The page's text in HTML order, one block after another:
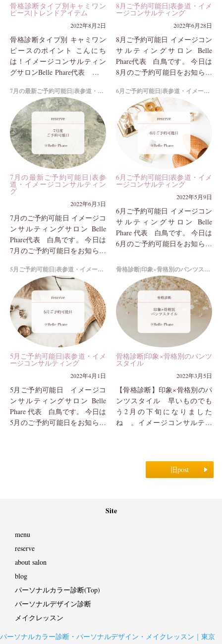
骨格診断タイプ別キャミワン
ピース|トレンドアイテム
2022年8月2日
骨格診断タイプ別 キャミワン
ピースのポイント こんにち
は！イメージコンサルティン
グサロンBelle Phare代表 白鳥
りますね、皆様どんな夏服を
着ていらっしゃ...
8月ご予約可能日|表参道・イメ
ージコンサルティング
2022年6月28日
8月ご予約可能日 イメージコン
サルティングサロン Belle
Phare代表 白鳥です。 今日は
8月のご予約可能日をお知らせ
能日 月...
7月の最新ご予約可能日|表参道・イメージコンサルティング
7月の最新ご予約可能日|表参
道・イメージコンサルティン
グ
2022年6月3日
7月のご予約可能日 イメージコ
ンサルティングサロン Belle
Phare代表 白鳥です。 今日は
7月のご予約可能日をお知らせ
能日 月曜日・・・4...
6月ご予約可能日|表参道・イメージコンサルティング
6月ご予約可能日|表参道・イメ
ージコンサルティング
2022年5月9日
6月ご予約可能日 イメージコン
サルティングサロン Belle
Phare 代表 白鳥です。 今日は
6月のご予約可能日をお知らせ
能日 月曜日・・・6...
5月ご予約可能日|表参道・イメージコンサルティング
5月ご予約可能日|表参道・イメ
ージコンサルティング
2022年4月1日
5月ご予約可能日 イメージコ
ンサルティングサロン Belle
Phare 代表 白鳥です。 今日は
5月のご予約可能日をお知らせ
骨格診断|印象×骨格別のパンツスタイル
骨格診断|印象×骨格別のパンツ
スタイル
2022年3月5日
【骨格診断】印象×骨格別のパ
ンツスタイル 早いものでも
う2月の下旬になりました
ね 。イメージコンサルティ
旧post
Site
menu
reserve
about salon
blog
パーソナルカラー診断(Top)
パーソナルデザイン診断
メイクレッスン
パーソナルカラー診断・パーソナルデザイン・メイクレッスン｜東京